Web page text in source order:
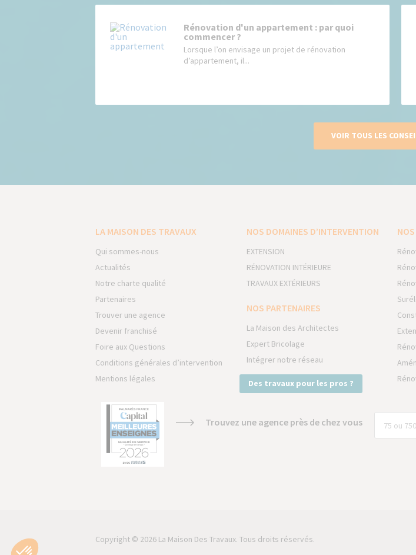
Rénovation d'un appartement : par quoi
commencer ?
Lorsque l’on envisage un projet de rénovation
d’appartement, il...
VOIR TOUS LES
LA MAISON DES TRAVAUX
Qui sommes-nous
Actualités
Notre charte qualité
Partenaires
Trouver une agence
Devenir franchisé
Foire aux Questions
Conditions générales d’intervention
Mentions légales
NOS DOMAINES D’INTERVENTION
EXTENSION
RÉNOVATION INTÉRIEURE
TRAVAUX EXTÉRIEURS
NOS PARTENAIRES
La Maison des Architectes
Expert Bricolage
Intégrer notre réseau
Des travaux pour les pros ?
Trouvez une agence près de chez vous
Copyright © 2026 La Maison Des Travaux. Tous droits réservés.